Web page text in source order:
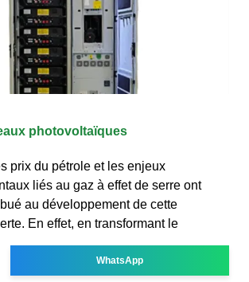
photovoltaïques
prix du pétrole et les enjeux
liés au gaz à effet de serre ont
au développement de cette
En effet, en transformant le
WhatsApp